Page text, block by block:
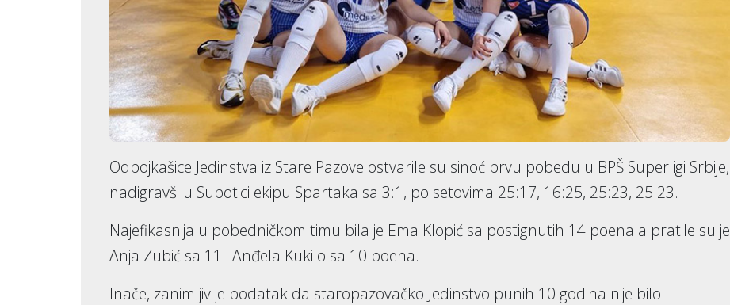
Odbojkašice Jedinstva iz Stare Pazove ostvarile su sinoć prvu pobedu u BPŠ Superligi Srbije,
nadigravši u Subotici ekipu Spartaka sa 3:1, po setovima 25:17, 16:25, 25:23, 25:23.
Najefikasnija u pobedničkom timu bila je Ema Klopić sa postignutih 14 poena a pratile su je
Anja Zubić sa 11 i Anđela Kukilo sa 10 poena.
Inače, zanimljiv je podatak da staropazovačko Jedinstvo punih 10 godina nije bilo